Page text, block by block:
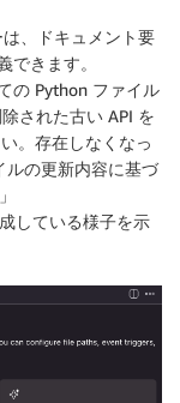
、ドキュメント要
できます。
の Python ファイル
された古い API を
。存在しなくなっ
ルの更新内容に基づ
している様子を示